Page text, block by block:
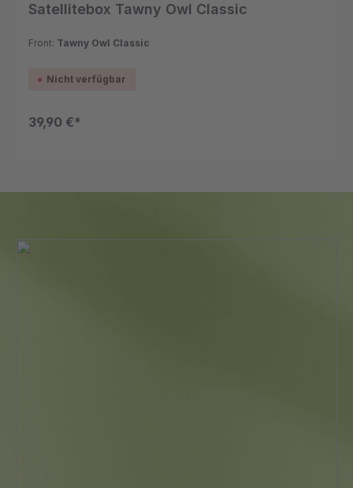
Satellitebox Tawny Owl Classic
Front: Tawny Owl Classic
Nicht verfügbar
39,90 €*